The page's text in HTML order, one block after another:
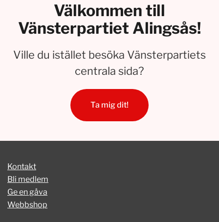
Välkommen till
Vänsterpartiet Alingsås!
Ville du istället besöka Vänsterpartiets
centrala sida?
Ta mig dit!
Kontakt
Bli medlem
Ge en gåva
Webbshop